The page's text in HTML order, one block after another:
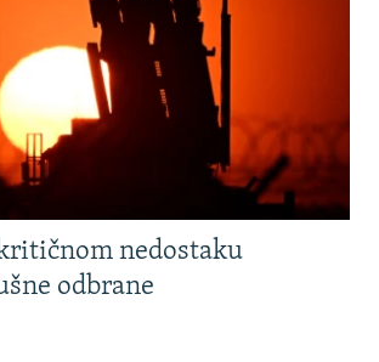
nedostaku
odbrane